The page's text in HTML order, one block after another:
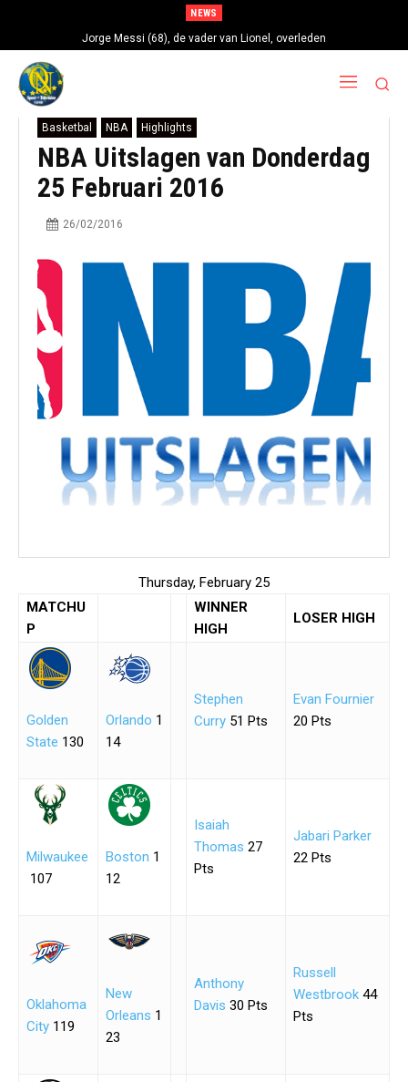
NEWS
Jorge Messi (68), de vader van Lionel, overleden
Basketbal NBA Highlights
NBA Uitslagen van Donderdag
25 Februari 2016
26/02/2016
Thursday, February 25
MATCHU
P
WINNER
HIGH
LOSER HIGH
Golden
State 130
Orlando 1
14
Stephen
Curry 51 Pts
Evan Fournier
20 Pts
Milwaukee
107
Boston 1
12
Isaiah
Thomas 27
Pts
Jabari Parker
22 Pts
Oklahoma
City 119
New
Orleans 1
23
Anthony
Davis 30 Pts
Russell
Westbrook 44
Pts